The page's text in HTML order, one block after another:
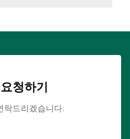
청하기
락드리겠습니다.